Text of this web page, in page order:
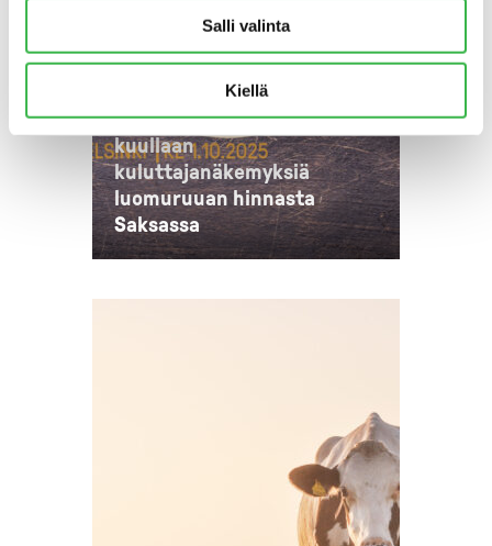
Salli valinta
Kiellä
TAPAHTUMAT
Luomuelintarvikepäivässä
kuullaan
kuluttajanäkemyksiä
luomuruuan hinnasta
Saksassa